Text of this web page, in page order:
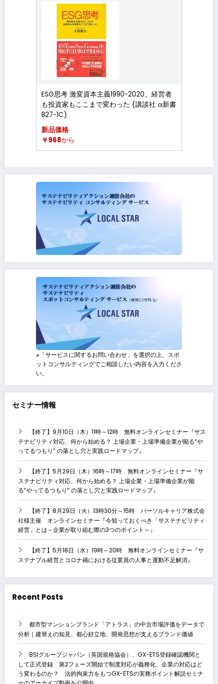
ESG思考 激変資本主義1990-2020、経営者
も投資家もここまで変わった (講談社 α新書
827-1C)
新品価格
￥968から
※「サービスに関するお問い合わせ」を選択の上、スポ
ットコンサルティングでご相談したい内容を入力くださ
い。
セミナー情報
【終了】9月10日（木）11時～12時 無料オンラインセミナー『サス
テナビリティ対応、何から始める？ 上場企業・上場準備企業が陥る“や
ってるつもり” の落とし穴と実践ロードマップ』
【終了】5月29日（木）16時～17時 無料オンラインセミナー『サ
ステナビリティ対応、何から始める？ 上場企業・上場準備企業が陥
る“やってるつもり” の落とし穴と実践ロードマップ』
【終了】8月29日（火）13時30分～15時 パーソルキャリア株式会
社様主催 オンラインセミナー『今知っておくべき「サステナビリティ
経営」とは～企業が取り組む際の3つのポイント～』
【終了】5月18日（水）19時～20時 無料オンラインセミナー『サ
ステナブル経営とコロナ禍における従業員の人事と運動不足解消』
Recent Posts
都市型マンションブランド「アトラス」の中古市場評価をデータで
分析｜建替えの知見、都心好立地、開発思想が支えるブランド価値
BSIグループジャパン（英国規格協会）、GX-ETS登録確認機関と
して正式登録 第2フェーズ開始で制度対応が義務化、企業の対応はど
う変わるのか？ 法的拘束力をもつGX-ETSの実務ポイント解説セミナ